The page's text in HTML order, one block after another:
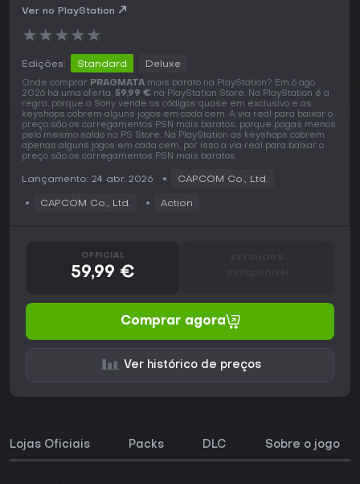
Ver no PlayStation
★★★★★
Edições: Standard Deluxe
Onde comprar PRAGMATA mais barato na PlayStation? Em 6 ago.
2026 há uma oferta, 59,99 € na PlayStation Store. Na PlayStation é a
regra, porque a Sony vende os códigos quase em exclusivo e as
keyshops cobrem alguns jogos em cada cem. A via real para baixar o
preço são os carregamentos PSN mais baratos, porque pagas menos
pelo mesmo saldo na PS Store. Na PlayStation as keyshops cobrem
apenas alguns jogos em cada cem, por isso a via real para baixar o
preço são os carregamentos PSN mais baratos.
Lançamento: 24 abr. 2026 CAPCOM Co., Ltd.
CAPCOM Co., Ltd. Action
OFFICIAL
59,99 € Indisponível
Comprar agora
Ver histórico de preços
Lojas Oficiais Packs DLC Sobre o jogo